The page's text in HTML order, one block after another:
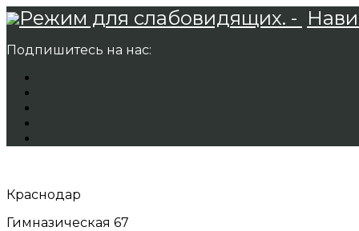
Режим для слабовидящих. -
Подпишитесь на нас:
Краснодар
Гимназическая 67